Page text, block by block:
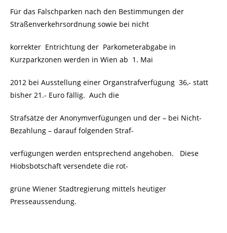
Für das Falschparken nach den Bestimmungen der
Straßenverkehrsordnung sowie bei nicht
korrekter Entrichtung der Parkometerabgabe in
Kurzparkzonen werden in Wien ab 1. Mai
2012 bei Ausstellung einer Organstrafverfügung 36,- statt
bisher 21.- Euro fällig. Auch die
Strafsätze der Anonymverfügungen und der – bei Nicht-
Bezahlung – darauf folgenden Straf-
verfügungen werden entsprechend angehoben. Diese
Hiobsbotschaft versendete die rot-
grüne Wiener Stadtregierung mittels heutiger
Presseaussendung.